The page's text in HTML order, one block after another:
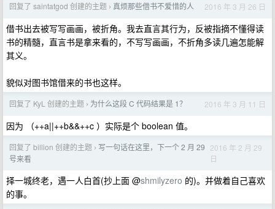
回复了 saintatgod 创建的主题 › 真烦那些借书不爱惜的人 2016 年 3 月 26 日
借书出去被写写画画，被折角。我去直言其行为，反被指摘不懂得读
书的精髓，直言书是拿来看的，不写写画画，不折角多读几遍怎能解
其义。
貌似对图书馆借来的书也这样。
回复了 KyL 创建的主题 › 为什么这段 C 代码结果是 1？ 2016 年 3 月 11 日
因为 （++a||++b&&++c ）实际是个 boolean 值。
回复了 billion 创建的主题 › 写一句话在这里，下一个 2 月 29
号来看
2016 年 2 月 29
日
择一城终老，遇一人白首(抄上面 @shmilyzero 的)。并做着自己喜欢
的事。